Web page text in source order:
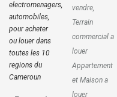
electromenagers,
automobiles,
pour acheter
ou louer dans
toutes les 10
regions du
Cameroun
vendre,
Terrain
commercial a
louer
Appartement
et Maison a
louer